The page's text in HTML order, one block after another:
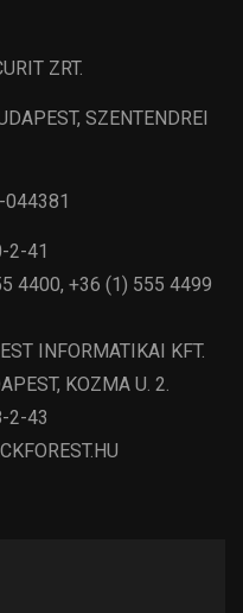
ZRT.
SZENTENDREI
044381
2-41
4400, +36 (1) 555 4499
INFORMATIKAI KFT.
KOZMA U. 2.
2-43